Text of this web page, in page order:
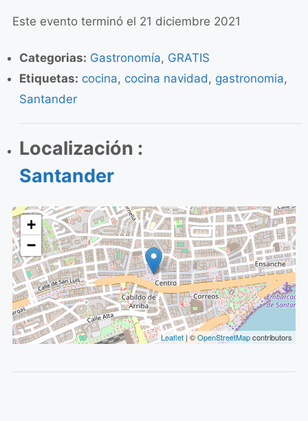
Este evento terminó el 21 diciembre 2021
Categorias: Gastronomía, GRATIS
Etiquetas: cocina, cocina navidad, gastronomia,
Santander
Localización :
Santander
+
−
Leaflet| ©OpenStreetMapcontributors